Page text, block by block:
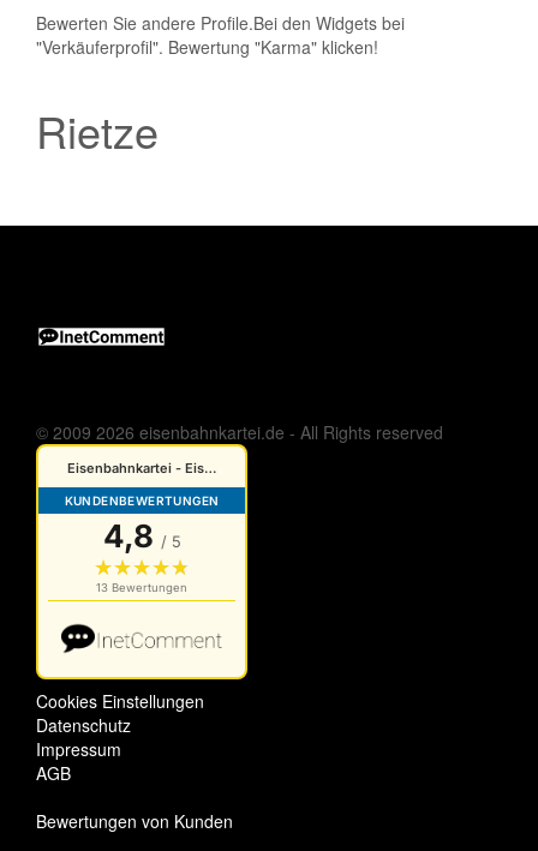
Bewerten Sie andere Profile.Bei den Widgets bei
"Verkäuferprofil". Bewertung "Karma" klicken!
Rietze
© 2009 2026 eisenbahnkartei.de - All Rights reserved
Cookies Einstellungen
Datenschutz
Impressum
AGB
Bewertungen von Kunden